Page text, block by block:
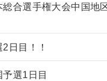
総合選手権大会中国地
日目！！
選1日目